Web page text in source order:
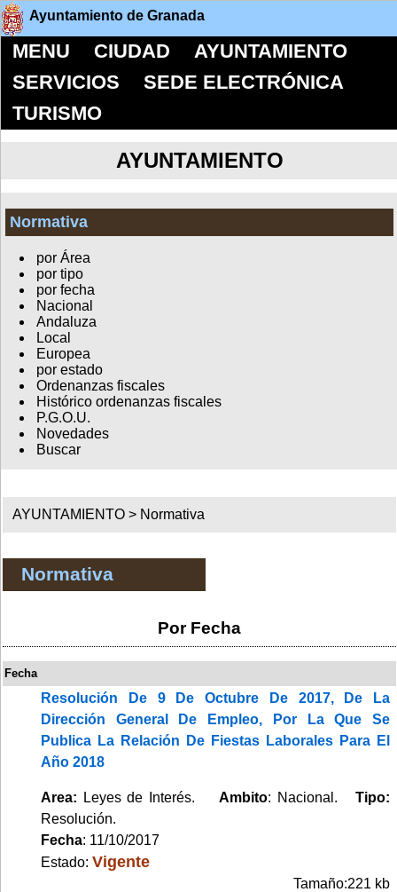
Ayuntamiento de Granada
MENU CIUDAD
AYUNTAMIENTO
SERVICIOS
SEDE ELECTRÓNICA
TURISMO
AYUNTAMIENTO
Normativa
por Área
por tipo
por fecha
Nacional
Andaluza
Local
Europea
por estado
Ordenanzas fiscales
Histórico ordenanzas fiscales
P.G.O.U.
Novedades
Buscar
AYUNTAMIENTO > Normativa
Normativa
Por Fecha
Fecha
Resolución De 9 De Octubre De 2017, De La
Dirección General De Empleo, Por La Que Se
Publica La Relación De Fiestas Laborales Para El
Año 2018
Area: Leyes de Interés.Ambito: Nacional.Tipo:
Resolución.
Fecha: 11/10/2017
Estado: Vigente
Tamaño:221 kb